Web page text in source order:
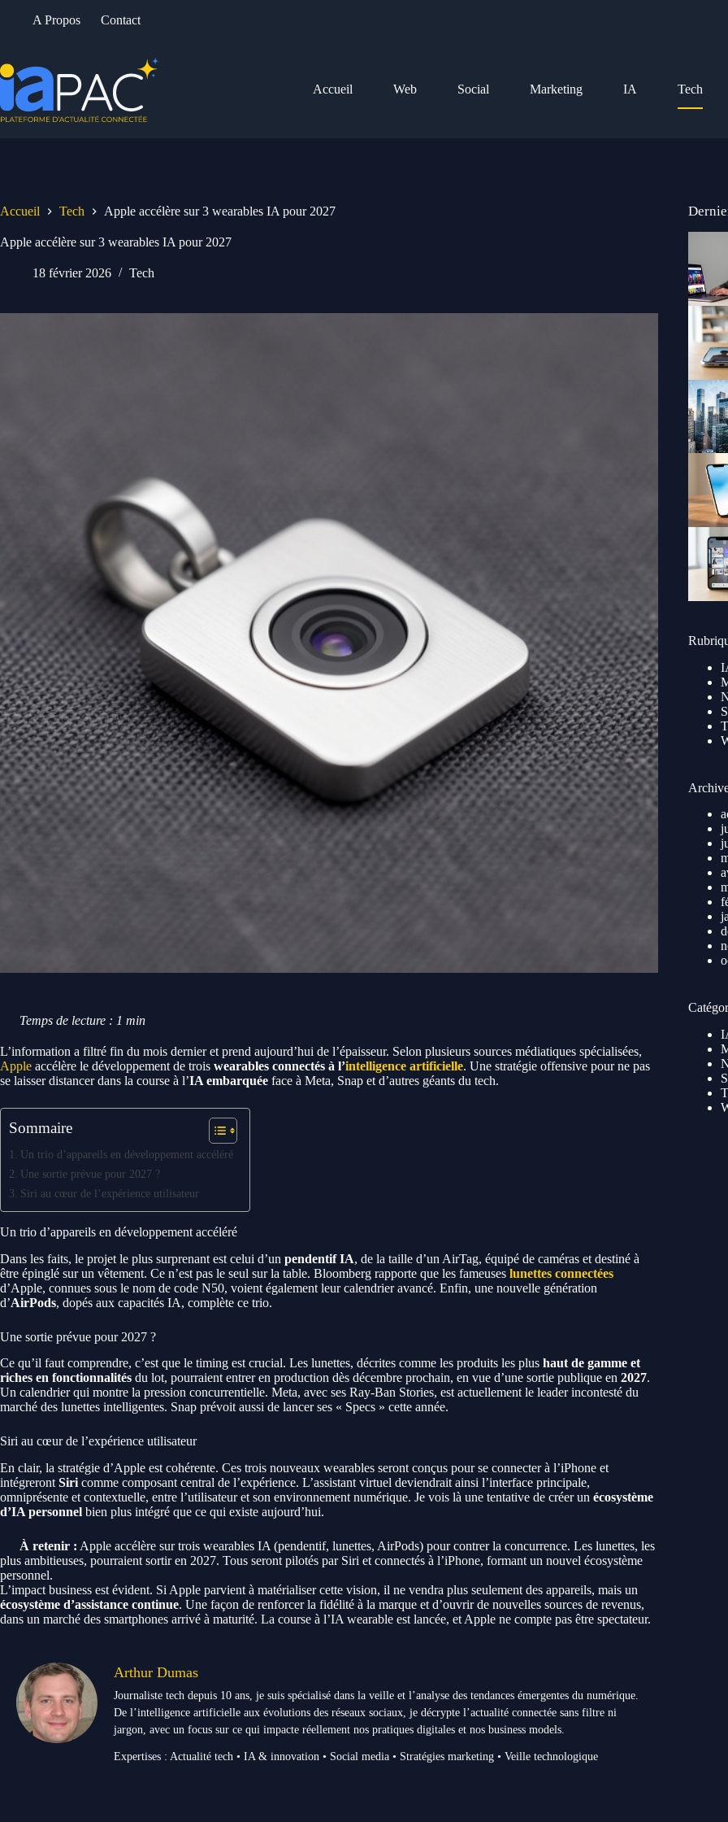
A Propos Contact
Accueil Web Social Marketing IA Tech
Accueil Tech Apple accélère sur 3 wearables IA pour 2027
Apple accélère sur 3 wearables IA pour 2027
18 février 2026 Tech
Temps de lecture : 1 min
L’information a filtré fin du mois dernier et prend aujourd’hui de l’épaisseur. Selon plusieurs sources médiatiques spécialisées,
Apple accélère le développement de trois wearables connectés à l’intelligence artificielle. Une stratégie offensive pour ne pas
se laisser distancer dans la course à l’IA embarquée face à Meta, Snap et d’autres géants du tech.
Sommaire
Un trio d’appareils en développement accéléré
Une sortie prévue pour 2027 ?
Siri au cœur de l’expérience utilisateur
Un trio d’appareils en développement accéléré
Dans les faits, le projet le plus surprenant est celui d’un pendentif IA, de la taille d’un AirTag, équipé de caméras et destiné à
être épinglé sur un vêtement. Ce n’est pas le seul sur la table. Bloomberg rapporte que les fameuses lunettes connectées
d’Apple, connues sous le nom de code N50, voient également leur calendrier avancé. Enfin, une nouvelle génération
d’AirPods, dopés aux capacités IA, complète ce trio.
Une sortie prévue pour 2027 ?
Ce qu’il faut comprendre, c’est que le timing est crucial. Les lunettes, décrites comme les produits les plus haut de gamme et
riches en fonctionnalités du lot, pourraient entrer en production dès décembre prochain, en vue d’une sortie publique en 2027.
Un calendrier qui montre la pression concurrentielle. Meta, avec ses Ray-Ban Stories, est actuellement le leader incontesté du
marché des lunettes intelligentes. Snap prévoit aussi de lancer ses « Specs » cette année.
Siri au cœur de l’expérience utilisateur
En clair, la stratégie d’Apple est cohérente. Ces trois nouveaux wearables seront conçus pour se connecter à l’iPhone et
intégreront Siri comme composant central de l’expérience. L’assistant virtuel deviendrait ainsi l’interface principale,
omniprésente et contextuelle, entre l’utilisateur et son environnement numérique. Je vois là une tentative de créer un écosystème
d’IA personnel bien plus intégré que ce qui existe aujourd’hui.
À retenir : Apple accélère sur trois wearables IA (pendentif, lunettes, AirPods) pour contrer la concurrence. Les lunettes, les
plus ambitieuses, pourraient sortir en 2027. Tous seront pilotés par Siri et connectés à l’iPhone, formant un nouvel écosystème
personnel.
L’impact business est évident. Si Apple parvient à matérialiser cette vision, il ne vendra plus seulement des appareils, mais un
écosystème d’assistance continue. Une façon de renforcer la fidélité à la marque et d’ouvrir de nouvelles sources de revenus,
dans un marché des smartphones arrivé à maturité. La course à l’IA wearable est lancée, et Apple ne compte pas être spectateur.
Arthur Dumas
Journaliste tech depuis 10 ans, je suis spécialisé dans la veille et l’analyse des tendances émergentes du numérique.
De l’intelligence artificielle aux évolutions des réseaux sociaux, je décrypte l’actualité connectée sans filtre ni
jargon, avec un focus sur ce qui impacte réellement nos pratiques digitales et nos business models.
Expertises : Actualité tech • IA & innovation • Social media • Stratégies marketing • Veille technologique